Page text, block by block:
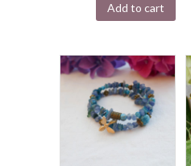
Add to cart